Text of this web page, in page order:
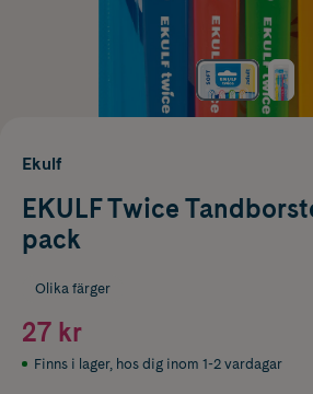
Ekulf
EKULF Twice
pack
Olika färger
27 kr
Finns i lager, hos dig inom 1-2 vardagar